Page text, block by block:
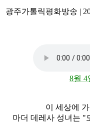
광주가톨릭평화방송 |
8월 4
이 세상에
마더 데레사 성녀는 "